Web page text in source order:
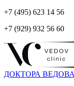
+7 (495) 623 14 56
+7 (929) 932 56 60
ДОКТОРА ВЕДОВА